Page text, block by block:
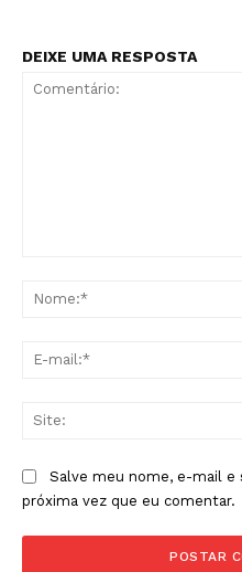
DEIXE UMA RESPOSTA
Salve meu nome, e-mail e
próxima vez que eu comentar.